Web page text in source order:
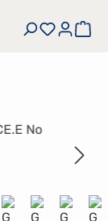
Du hast